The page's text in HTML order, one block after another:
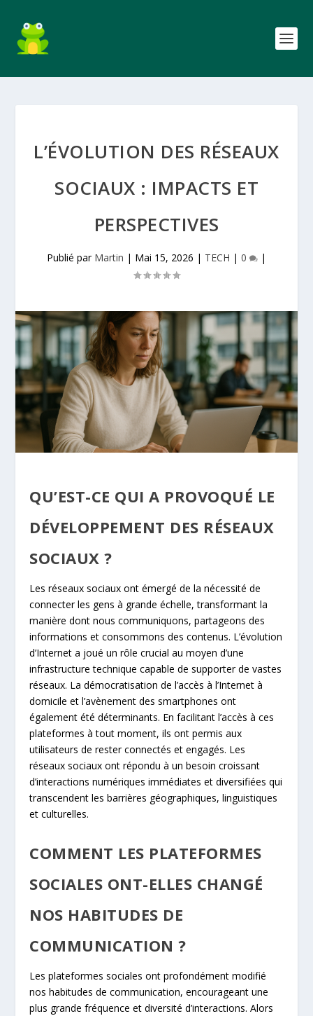
L’ÉVOLUTION DES RÉSEAUX
SOCIAUX : IMPACTS ET
PERSPECTIVES
Publié par Martin | Mai 15, 2026 | TECH | 0 |
QU’EST-CE QUI A PROVOQUÉ LE
DÉVELOPPEMENT DES RÉSEAUX
SOCIAUX ?
Les réseaux sociaux ont émergé de la nécessité de
connecter les gens à grande échelle, transformant la
manière dont nous communiquons, partageons des
informations et consommons des contenus. L’évolution
d’Internet a joué un rôle crucial au moyen d’une
infrastructure technique capable de supporter de vastes
réseaux. La démocratisation de l’accès à l’Internet à
domicile et l’avènement des smartphones ont
également été déterminants. En facilitant l’accès à ces
plateformes à tout moment, ils ont permis aux
utilisateurs de rester connectés et engagés. Les
réseaux sociaux ont répondu à un besoin croissant
d’interactions numériques immédiates et diversifiées qui
transcendent les barrières géographiques, linguistiques
et culturelles.
COMMENT LES PLATEFORMES
SOCIALES ONT-ELLES CHANGÉ
NOS HABITUDES DE
COMMUNICATION ?
Les plateformes sociales ont profondément modifié
nos habitudes de communication, encourageant une
plus grande fréquence et diversité d’interactions. Alors